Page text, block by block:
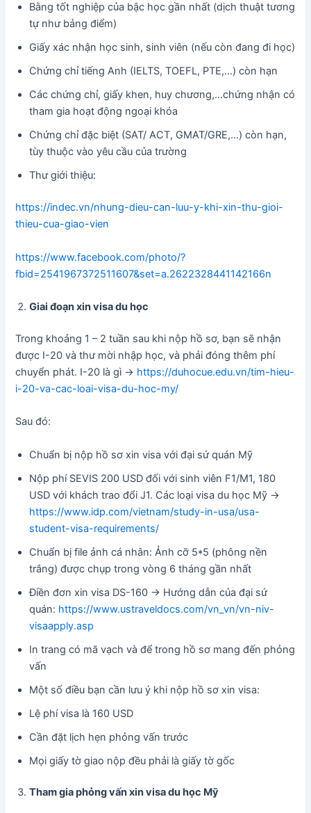
Bằng tốt nghiệp của bậc học gần nhất (dịch thuật tương
tự như bảng điểm)
Giấy xác nhận học sinh, sinh viên (nếu còn đang đi học)
Chứng chỉ tiếng Anh (IELTS, TOEFL, PTE,…) còn hạn
Các chứng chỉ, giấy khen, huy chương,…chứng nhận có
tham gia hoạt động ngoại khóa
Chứng chỉ đặc biệt (SAT/ ACT, GMAT/GRE,…) còn hạn,
tùy thuộc vào yêu cầu của trường
Thư giới thiệu:
https://indec.vn/nhung-dieu-can-luu-y-khi-xin-thu-gioi-
thieu-cua-giao-vien
https://www.facebook.com/photo/?
fbid=2541967372511607&set=a.2622328441142166n
Giai đoạn xin visa du học
Trong khoảng 1 – 2 tuần sau khi nộp hồ sơ, bạn sẽ nhận
được I-20 và thư mời nhập học, và phải đóng thêm phí
chuyển phát. I-20 là gì -> https://duhocue.edu.vn/tim-hieu-
i-20-va-cac-loai-visa-du-hoc-my/
Sau đó:
Chuẩn bị nộp hồ sơ xin visa với đại sứ quán Mỹ
Nộp phí SEVIS 200 USD đối với sinh viên F1/M1, 180
USD với khách trao đổi J1. Các loại visa du học Mỹ ->
https://www.idp.com/vietnam/study-in-usa/usa-
student-visa-requirements/
Chuẩn bị file ảnh cá nhân: Ảnh cỡ 5*5 (phông nền
trắng) được chụp trong vòng 6 tháng gần nhất
Điền đơn xin visa DS-160 -> Hướng dẫn của đại sứ
quán: https://www.ustraveldocs.com/vn_vn/vn-niv-
visaapply.asp
In trang có mã vạch và để trong hồ sơ mang đến phỏng
vấn
Một số điều bạn cần lưu ý khi nộp hồ sơ xin visa:
Lệ phí visa là 160 USD
Cần đặt lịch hẹn phỏng vấn trước
Mọi giấy tờ giao nộp đều phải là giấy tờ gốc
Tham gia phỏng vấn xin visa du học Mỹ